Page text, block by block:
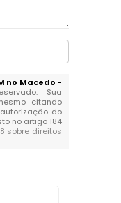
no Macedo -
Sua
citando
do
no artigo 184
sobre direitos